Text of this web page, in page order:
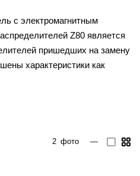
с электромагнитным
Z80 является
пришедших на замену
характеристики как
2 фото —